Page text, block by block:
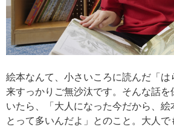
絵本なんて、小さいころに読んだ「は
来すっかりご無沙汰です。そんな話を
いたら、「大人になった今だから、絵
とって多いんだよ」とのこと。大人で